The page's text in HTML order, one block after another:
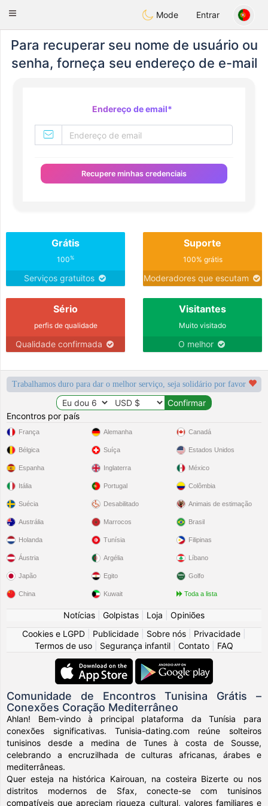
Tunisia Dating
Toggle
Mode Entrar
Para recuperar seu nome de usuário ou
senha, forneça seu endereço de e-mail
Endereço de email*
Recupere minhas credenciais
Grátis
100%
Serviços gratuitos
Suporte
100% grátis
Moderadores que escutam
Sério
perfis de qualidade
Qualidade confirmada
Visitantes
Muito visitado
O melhor
Trabalhamos duro para dar o melhor serviço, seja solidário por favor
Encontros por país
França
Bélgica
Espanha
Itália
Suécia
Alemanha
Suíça
Inglaterra
Portugal
Desabilitado
Canadá
Estados Unidos
México
Colômbia
Animais de estimação
Austrália
Holanda
Áustria
Japão
China
Marrocos
Tunísia
Argélia
Egito
Kuwait
Brasil
Filipinas
Líbano
Golfo
Toda a lista
Notícias Golpistas Loja
Opiniões
Cookies e LGPD
Publicidade Sobre nós Privacidade
Termos de uso
Segurança infantil Contato FAQ
Comunidade de Encontros Tunisina Grátis –
Conexões Coração Mediterrâneo
Ahlan! Bem-vindo à principal plataforma da Tunísia para
conexões significativas. Tunisia-dating.com reúne solteiros
tunisinos desde a medina de Tunes à costa de Sousse,
celebrando a encruzilhada de culturas africanas, árabes e
mediterrâneas.
Quer esteja na histórica Kairouan, na costeira Bizerte ou nos
distritos modernos de Sfax, conecte-se com tunisinos
compatíveis que apreciam riqueza cultural, valores familiares e